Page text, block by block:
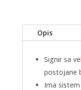
Opis
Signir sa
postojane
Ima sistem